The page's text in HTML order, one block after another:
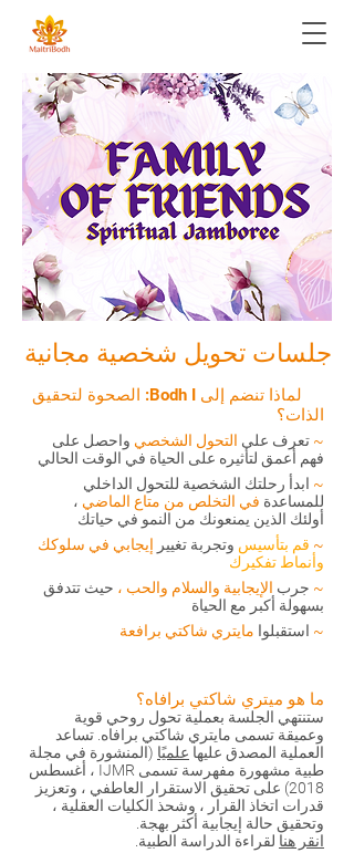
جلسات تحويل شخصية مجانية
لماذا تنضم إلى Bodh I: الصحوة لتحقيق
الذات؟
~ تعرف على التحول الشخصي واحصل على
فهم أعمق لتأثيره على الحياة في الوقت الحالي
~ ابدأ رحلتك الشخصية للتحول الداخلي
للمساعدة في التخلص من متاع الماضي ،
أولئك الذين يمنعونك من النمو في حياتك
~ قم بتأسيس وتجربة تغيير إيجابي في سلوكك
وأنماط تفكيرك
~ جرب الإيجابية والسلام والحب ، حيث تتدفق
بسهولة أكبر مع الحياة
~ استقبلوا مايتري شاكتي برافعة
ما هو ميتري شاكتي برافاه؟
ستنتهي الجلسة بعملية تحول روحي قوية
وعميقة تسمى مايتري شاكتي برافاه. تساعد
العملية المصدق عليها علميًا (المنشورة في مجلة
طبية مشهورة مفهرسة تسمى IJMR ، أغسطس
2018) على تحقيق الاستقرار العاطفي ، وتعزيز
قدرات اتخاذ القرار ، وشحذ الكليات العقلية ،
وتحقيق حالة إيجابية أكثر بهجة.
انقر هنا لقراءة الدراسة الطبية.